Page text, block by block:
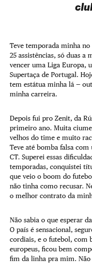
Teve temporada minha
25 assistências, só duas a
vencer uma Liga Europa,
Supertaça de Portugal.
tem estátua minha lá —
minha carreira.
Depois fui pro Zenit, da
primeiro ano. Muita
velhos do time e muito
Teve até bomba falsa
CT. Superei essas
temporadas, conquistei
que veio o boom do
não tinha como recusar.
o melhor contrato da
Não sabia o que esperar
O país é sensacional,
cordiais, e o futebol, com
europeus, ficou bem
fim da linha pra mim.